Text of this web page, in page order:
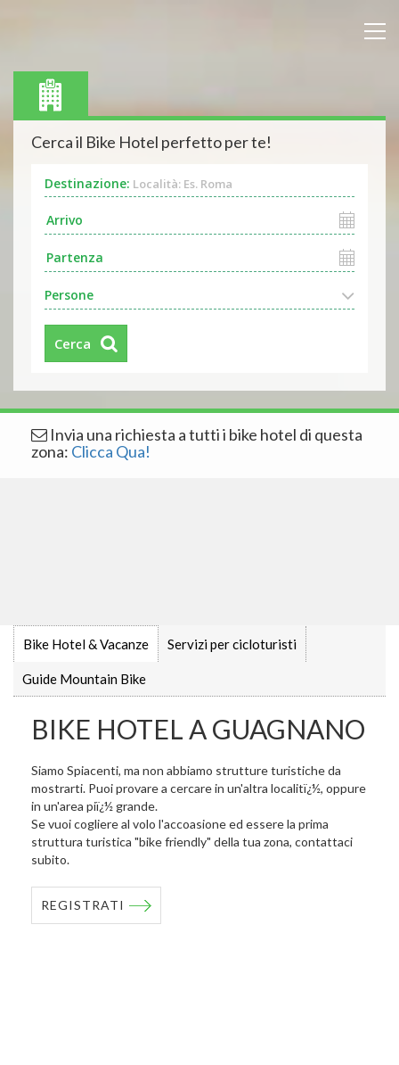
Cerca il Bike Hotel perfetto per te!
Destinazione: Località: Es. Roma
Persone
Cerca
Invia una richiesta a tutti i bike hotel di questa
zona: Clicca Qua!
Bike Hotel & Vacanze Servizi per cicloturisti
Guide Mountain Bike
BIKE HOTEL A GUAGNANO
Siamo Spiacenti, ma non abbiamo strutture turistiche da
mostrarti. Puoi provare a cercare in un'altra localitï¿½, oppure
in un'area piï¿½ grande.
Se vuoi cogliere al volo l'accoasione ed essere la prima
struttura turistica "bike friendly" della tua zona, contattaci
subito.
REGISTRATI